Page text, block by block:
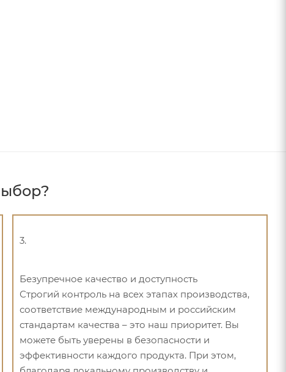
3.
Безупречное качество и доступность
Строгий контроль на всех этапах производства,
соответствие международным и российским
стандартам качества – это наш приоритет. Вы
можете быть уверены в безопасности и
эффективности каждого продукта. При этом,